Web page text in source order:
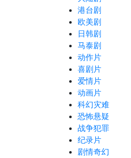
港台剧
欧美剧
日韩剧
马泰剧
动作片
喜剧片
爱情片
动画片
科幻灾难
恐怖悬疑
战争犯罪
纪录片
剧情奇幻